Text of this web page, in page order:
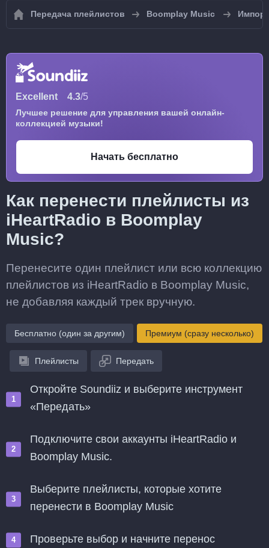
Передача плейлистов Boomplay Music
Excellent 4.3/5
Лучшее решение для управления вашей онлайн-
коллекцией музыки!
Начать бесплатно
Как перенести плейлисты из
iHeartRadio в Boomplay
Music?
Перенесите один плейлист или всю коллекцию
плейлистов из iHeartRadio в Boomplay Music,
не добавляя каждый трек вручную.
Бесплатно (один за другим) Премиум (сразу несколько)
Плейлисты Передать
Откройте Soundiiz и выберите инструмент
«Передать»
Подключите свои аккаунты iHeartRadio и
Boomplay Music.
Выберите плейлисты, которые хотите
перенести в Boomplay Music
Проверьте выбор и начните перенос